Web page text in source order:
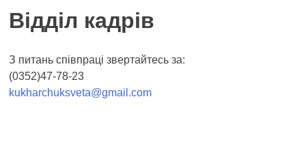
Відділ кадрів
З питань співпраці звертайтесь за:
(0352)47-78-23
kukharchuksveta@gmail.com